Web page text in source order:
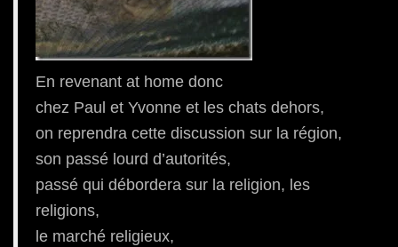
En revenant at home donc
chez Paul et Yvonne et les chats dehors,
on reprendra cette discussion sur la région,
son passé lourd d’autorités,
passé qui débordera sur la religion, les
religions,
le marché religieux,